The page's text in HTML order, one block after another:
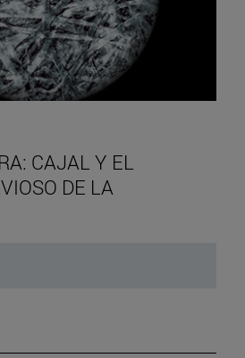
CAJAL Y EL
DE LA